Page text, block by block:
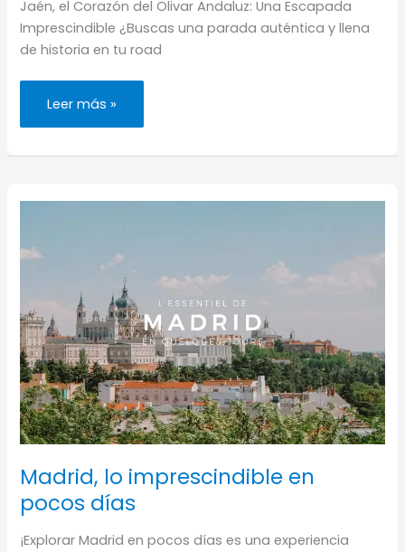
Jaén, el Corazón del Olivar Andaluz: Una Escapada
Imprescindible ¿Buscas una parada auténtica y llena
de historia en tu road
Road
en
Jaén
Leer más »
Madrid, lo imprescindible en
pocos días
¡Explorar Madrid en pocos días es una experiencia